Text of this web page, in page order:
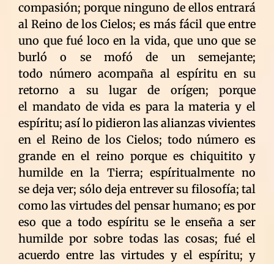
compasión; porque ninguno de ellos entrará
al Reino de los Cielos; es más fácil que entre
uno que fué loco en la vida, que uno que se
burló o se mofó de un semejante;
todo número acompaña al espíritu en su
retorno a su lugar de orígen; porque
el mandato de vida es para la materia y el
espíritu; así lo pidieron las alianzas vivientes
en el Reino de los Cielos; todo número es
grande en el reino porque es chiquitito y
humilde en la Tierra; espíritualmente no
se deja ver; sólo deja entrever su filosofía; tal
como las virtudes del pensar humano; es por
eso que a todo espíritu se le enseña a ser
humilde por sobre todas las cosas; fué el
acuerdo entre las virtudes y el espíritu; y